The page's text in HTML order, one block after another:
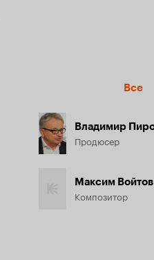
Все
Владимир
Продюсер
Максим Войтов
Композитор